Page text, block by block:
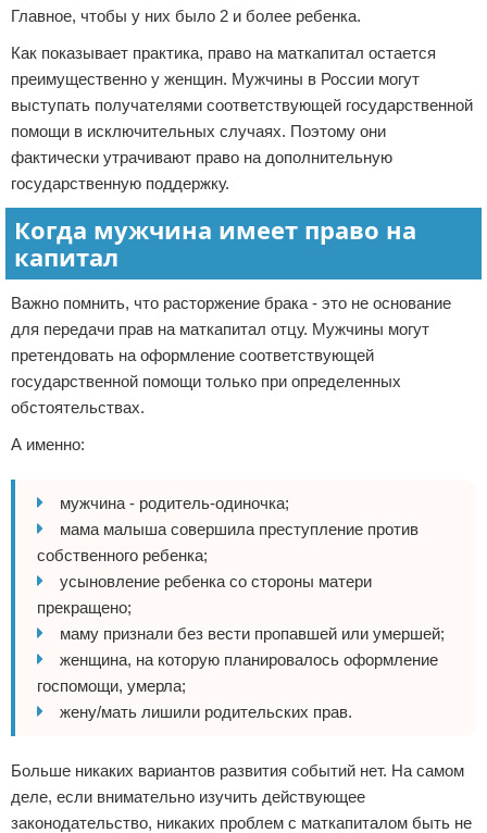
Главное, чтобы у них было 2 и более ребенка.
Как показывает практика, право на маткапитал остается
преимущественно у женщин. Мужчины в России могут
выступать получателями соответствующей государственной
помощи в исключительных случаях. Поэтому они
фактически утрачивают право на дополнительную
государственную поддержку.
Когда мужчина имеет право на
капитал
Важно помнить, что расторжение брака - это не основание
для передачи прав на маткапитал отцу. Мужчины могут
претендовать на оформление соответствующей
государственной помощи только при определенных
обстоятельствах.
А именно:
мужчина - родитель-одиночка;
мама малыша совершила преступление против
собственного ребенка;
усыновление ребенка со стороны матери
прекращено;
маму признали без вести пропавшей или умершей;
женщина, на которую планировалось оформление
госпомощи, умерла;
жену/мать лишили родительских прав.
Больше никаких вариантов развития событий нет. На самом
деле, если внимательно изучить действующее
законодательство, никаких проблем с маткапиталом быть не